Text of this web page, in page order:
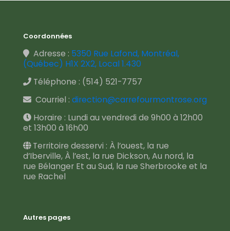
Coordonnées
Adresse : 5350 Rue Lafond, Montréal,
(Québec) H1X 2X2, Local 1.430
Téléphone : (514) 521-7757
Courriel : direction@carrefourmontrose.org
Horaire : Lundi au vendredi de 9h00 à 12h00
et 13h00 à 16h00
Territoire desservi : À l’ouest, la rue
d’Iberville, À l’est, la rue Dickson, Au nord, la
rue Bélanger Et au Sud, la rue Sherbrooke et la
rue Rachel
Autres pages